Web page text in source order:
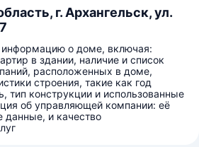
г. Архангельск, ул.
информацию о доме, включая:
в здании, наличие и список
расположенных в доме,
строения, такие как год
тип конструкции и использованные
об управляющей компании: её
данные, и качество